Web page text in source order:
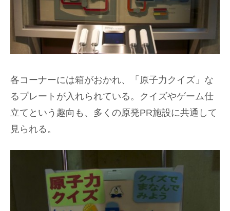
各コーナーには箱がおかれ、「原子力クイズ」な
るプレートが入れられている。クイズやゲーム仕
立てという趣向も、多くの原発PR施設に共通して
見られる。